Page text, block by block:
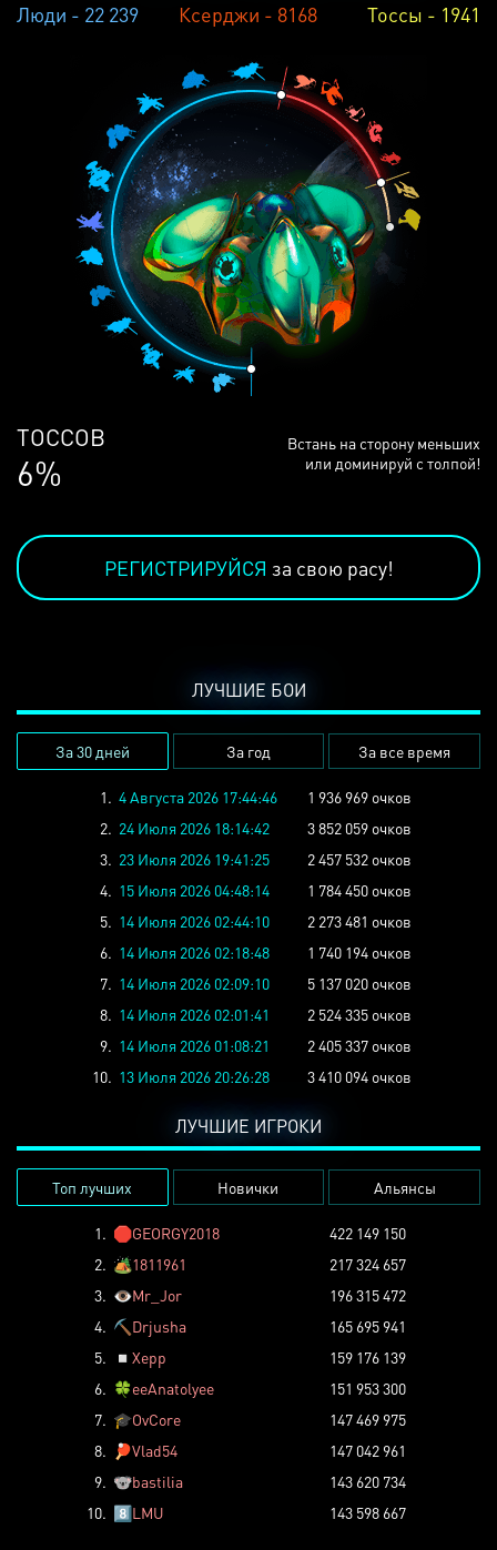
Люди - 22 239 Ксерджи - 8168 Тоссы - 1941
ЛЮДЕЙ
68%
Встань на сторону меньших
или доминируй с толпой!
РЕГИСТРИРУЙСЯ за свою расу!
ЛУЧШИЕ БОИ
За 30 дней За год За все время
1. 4 Августа 2026 17:44:46
1 936 969 очков
2. 24 Июля 2026 18:14:42
3 852 059 очков
3. 23 Июля 2026 19:41:25
2 457 532 очков
4. 15 Июля 2026 04:48:14
1 784 450 очков
5. 14 Июля 2026 02:44:10
2 273 481 очков
6. 14 Июля 2026 02:18:48
1 740 194 очков
7. 14 Июля 2026 02:09:10
5 137 020 очков
8. 14 Июля 2026 02:01:41
2 524 335 очков
9. 14 Июля 2026 01:08:21
2 405 337 очков
10. 13 Июля 2026 20:26:28 3 410 094 очков
ЛУЧШИЕ ИГРОКИ
Топ лучших Новички Альянсы
1. 🛑GEORGY2018
422 149 150
2. 🏕️1811961
217 324 657
3. 👁️Mr_Jor
196 315 472
4. ⛏️ Drjusha
165 695 941
5.
◽ Xepp
159 176 139
6. 🍀eeAnatolyee
151 953 300
7. 🎓OvCore
147 469 975
8.
🏓Vlad54
147 042 961
9. 🐨bastilia
143 620 734
10. 8️⃣LMU 143 598 667